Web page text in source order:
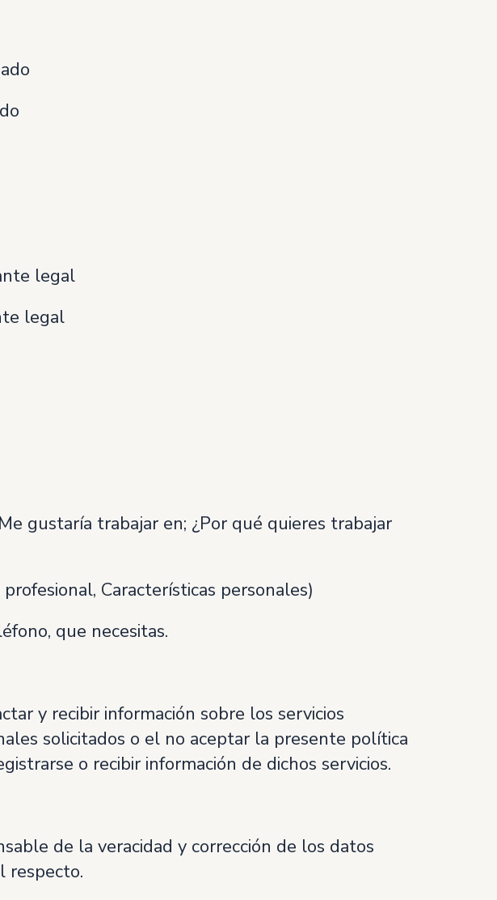
legal
legal
gustaría trabajar en; ¿Por qué quieres trabajar
Características personales)
que necesitas.
y recibir información sobre los servicios
solicitados o el no aceptar la presente política
o recibir información de dichos servicios.
de la veracidad y corrección de los datos
respecto.